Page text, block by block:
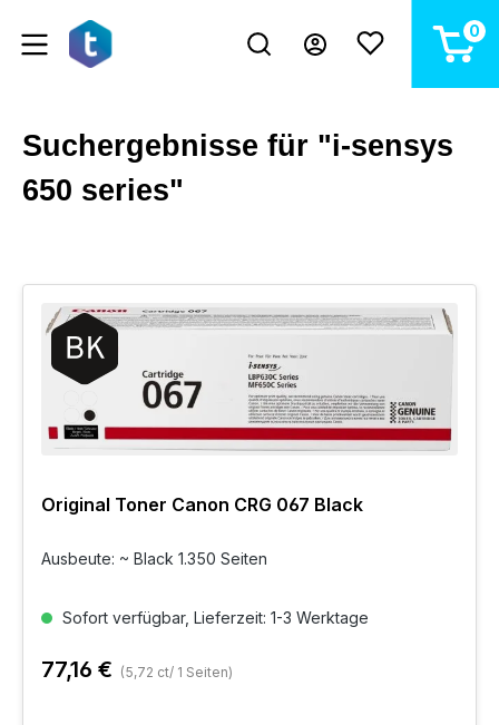
springen 0
Suchergebnisse für "i-sensys
650 series"
Original Toner Canon CRG 067 Black
Ausbeute: ~ Black 1.350 Seiten
Sofort verfügbar, Lieferzeit: 1-3 Werktage
77,16 € (5,72 ct/ 1 Seiten)